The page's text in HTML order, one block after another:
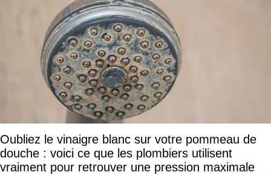
Oubliez le vinaigre blanc sur votre pommeau de
douche : voici ce que les plombiers utilisent
vraiment pour retrouver une pression maximale